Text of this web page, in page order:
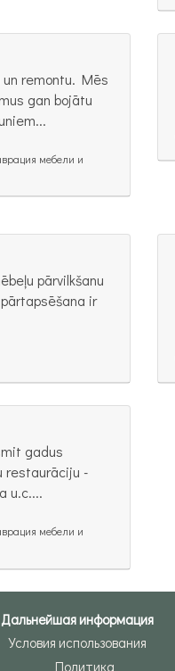
remontu. Mēs
gan bojātu
мебели и
pārvilkšanu
ir
gadus
restaurāciju -
u.c....
мебели и
Дальнейшая информация
Условия использования
Политика